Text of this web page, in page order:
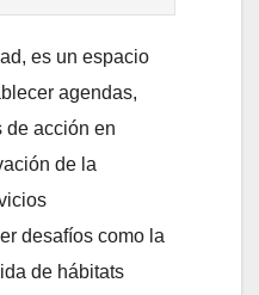
es un espacio
agendas,
de acción en
de la
desafíos como la
de hábitats